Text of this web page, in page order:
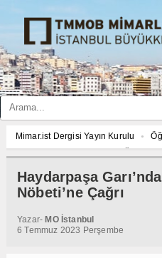
Mimar.ist Dergisi Yayın Kurulu
İmar ve Çevre Komisyonu
Çed
Öğrenci Temsilciler Kurulu
Haydarpaşa
Nöbeti’ne Çağrı
Yazar- MO İstanbul
6 Temmuz 2023 Perşembe